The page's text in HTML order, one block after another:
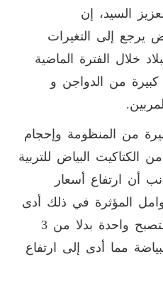
السيد، إن
يرجع إلى التغيرات
خلال الفترة الماضية
من الدواجن و
من المنظومة وإحجام
البياض للتربية
أن ارتفاع أسعار
المؤثرة في ذلك أدى
إلى تخفيض دورات الإنتاج لتصبح واحدة بدلا من 3
مما أدى إلى ارتفاع